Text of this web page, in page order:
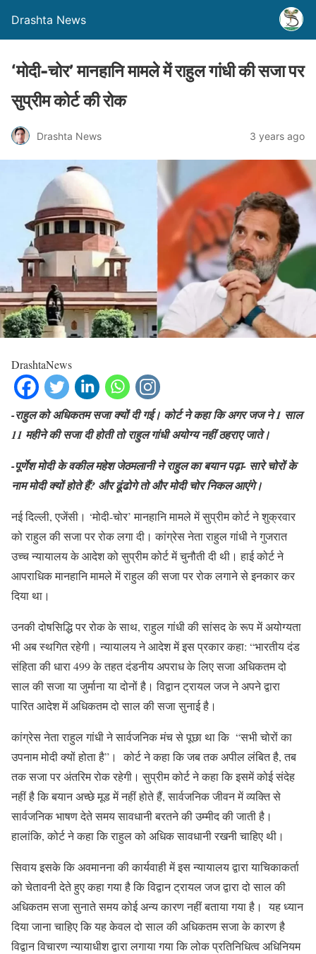
Drashta News
‘मोदी-चोर’ मानहानि मामले में राहुल गांधी की सजा पर
सुप्रीम कोर्ट की रोक
Drashta News 3 years ago
DrashtaNews
-राहुल को अधिकतम सजा क्यों दी गई। कोर्ट ने कहा कि अगर जज ने 1 साल
11 महीने की सजा दी होती तो राहुल गांधी अयोग्य नहीं ठहराए जाते।
-पूर्णेश मोदी के वकील महेश जेठमलानी ने राहुल का बयान पढ़ा- सारे चोरों के
नाम मोदी क्यों होते हैं? और ढूंढोगे तो और मोदी चोर निकल आएंगे।
नई दिल्ली, एजेंसी। ‘मोदी-चोर’ मानहानि मामले में सुप्रीम कोर्ट ने शुक्रवार
को राहुल की सजा पर रोक लगा दी। कांग्रेस नेता राहुल गांधी ने गुजरात
उच्च न्यायालय के आदेश को सुप्रीम कोर्ट में चुनौती दी थी। हाई कोर्ट ने
आपराधिक मानहानि मामले में राहुल की सजा पर रोक लगाने से इनकार कर
दिया था।
उनकी दोषसिद्धि पर रोक के साथ, राहुल गांधी की सांसद के रूप में अयोग्यता
भी अब स्थगित रहेगी। न्यायालय ने आदेश में इस प्रकार कहा: “भारतीय दंड
संहिता की धारा 499 के तहत दंडनीय अपराध के लिए सजा अधिकतम दो
साल की सजा या जुर्माना या दोनों है। विद्वान ट्रायल जज ने अपने द्वारा
पारित आदेश में अधिकतम दो साल की सजा सुनाई है।
कांग्रेस नेता राहुल गांधी ने सार्वजनिक मंच से पूछा था कि “सभी चोरों का
उपनाम मोदी क्यों होता है”। कोर्ट ने कहा कि जब तक अपील लंबित है, तब
तक सजा पर अंतरिम रोक रहेगी। सुप्रीम कोर्ट ने कहा कि इसमें कोई संदेह
नहीं है कि बयान अच्छे मूड में नहीं होते हैं, सार्वजनिक जीवन में व्यक्ति से
सार्वजनिक भाषण देते समय सावधानी बरतने की उम्मीद की जाती है।
हालांकि, कोर्ट ने कहा कि राहुल को अधिक सावधानी रखनी चाहिए थी।
सिवाय इसके कि अवमानना ​​की कार्यवाही में इस न्यायालय द्वारा याचिकाकर्ता
को चेतावनी देते हुए कहा गया है कि विद्वान ट्रायल जज द्वारा दो साल की
अधिकतम सजा सुनाते समय कोई अन्य कारण नहीं बताया गया है। यह ध्यान
दिया जाना चाहिए कि यह केवल दो साल की अधिकतम सजा के कारण है
विद्वान विचारण न्यायाधीश द्वारा लगाया गया कि लोक प्रतिनिधित्व अधिनियम